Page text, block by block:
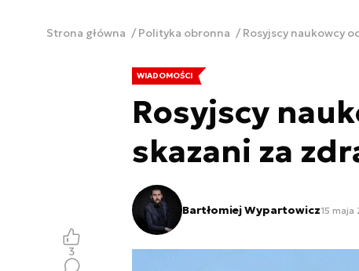
Strona główna Polityka obronna Rosyjscy naukowcy
WIADOMOŚCI
Rosyjscy
skazani za
Bartłomiej Wypartowicz15 maja
3